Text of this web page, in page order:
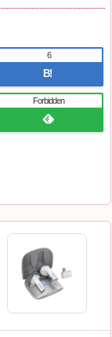
B!
6
Forbidden